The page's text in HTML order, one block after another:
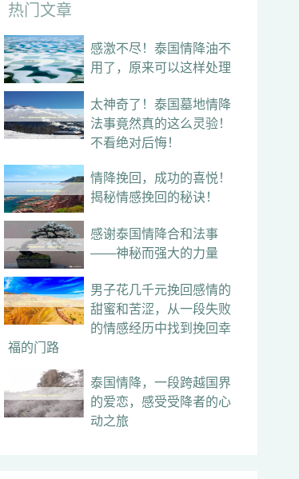
热门文章
感激不尽！泰国情降油不
用了，原来可以这样处理
太神奇了！泰国墓地情降
法事竟然真的这么灵验！
不看绝对后悔！
情降挽回，成功的喜悦！
揭秘情感挽回的秘诀！
感谢泰国情降合和法事
——神秘而强大的力量
男子花几千元挽回感情的
甜蜜和苦涩，从一段失败
的情感经历中找到挽回幸
福的门路
泰国情降，一段跨越国界
的爱恋，感受受降者的心
动之旅